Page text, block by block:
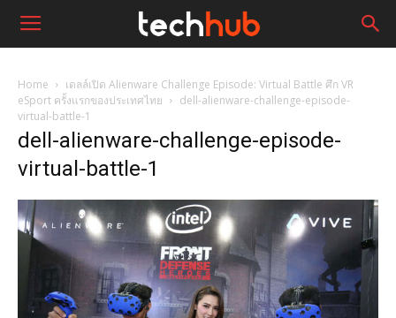
Home
เดลล์เปิด Alienware Challenge Episode: Virtual Battle ศึก VR
eSport ครั้งแรกของประเทศไทย
dell-alienware-challenge-episode-
virtual-battle-1
dell-alienware-challenge-episode-
virtual-battle-1